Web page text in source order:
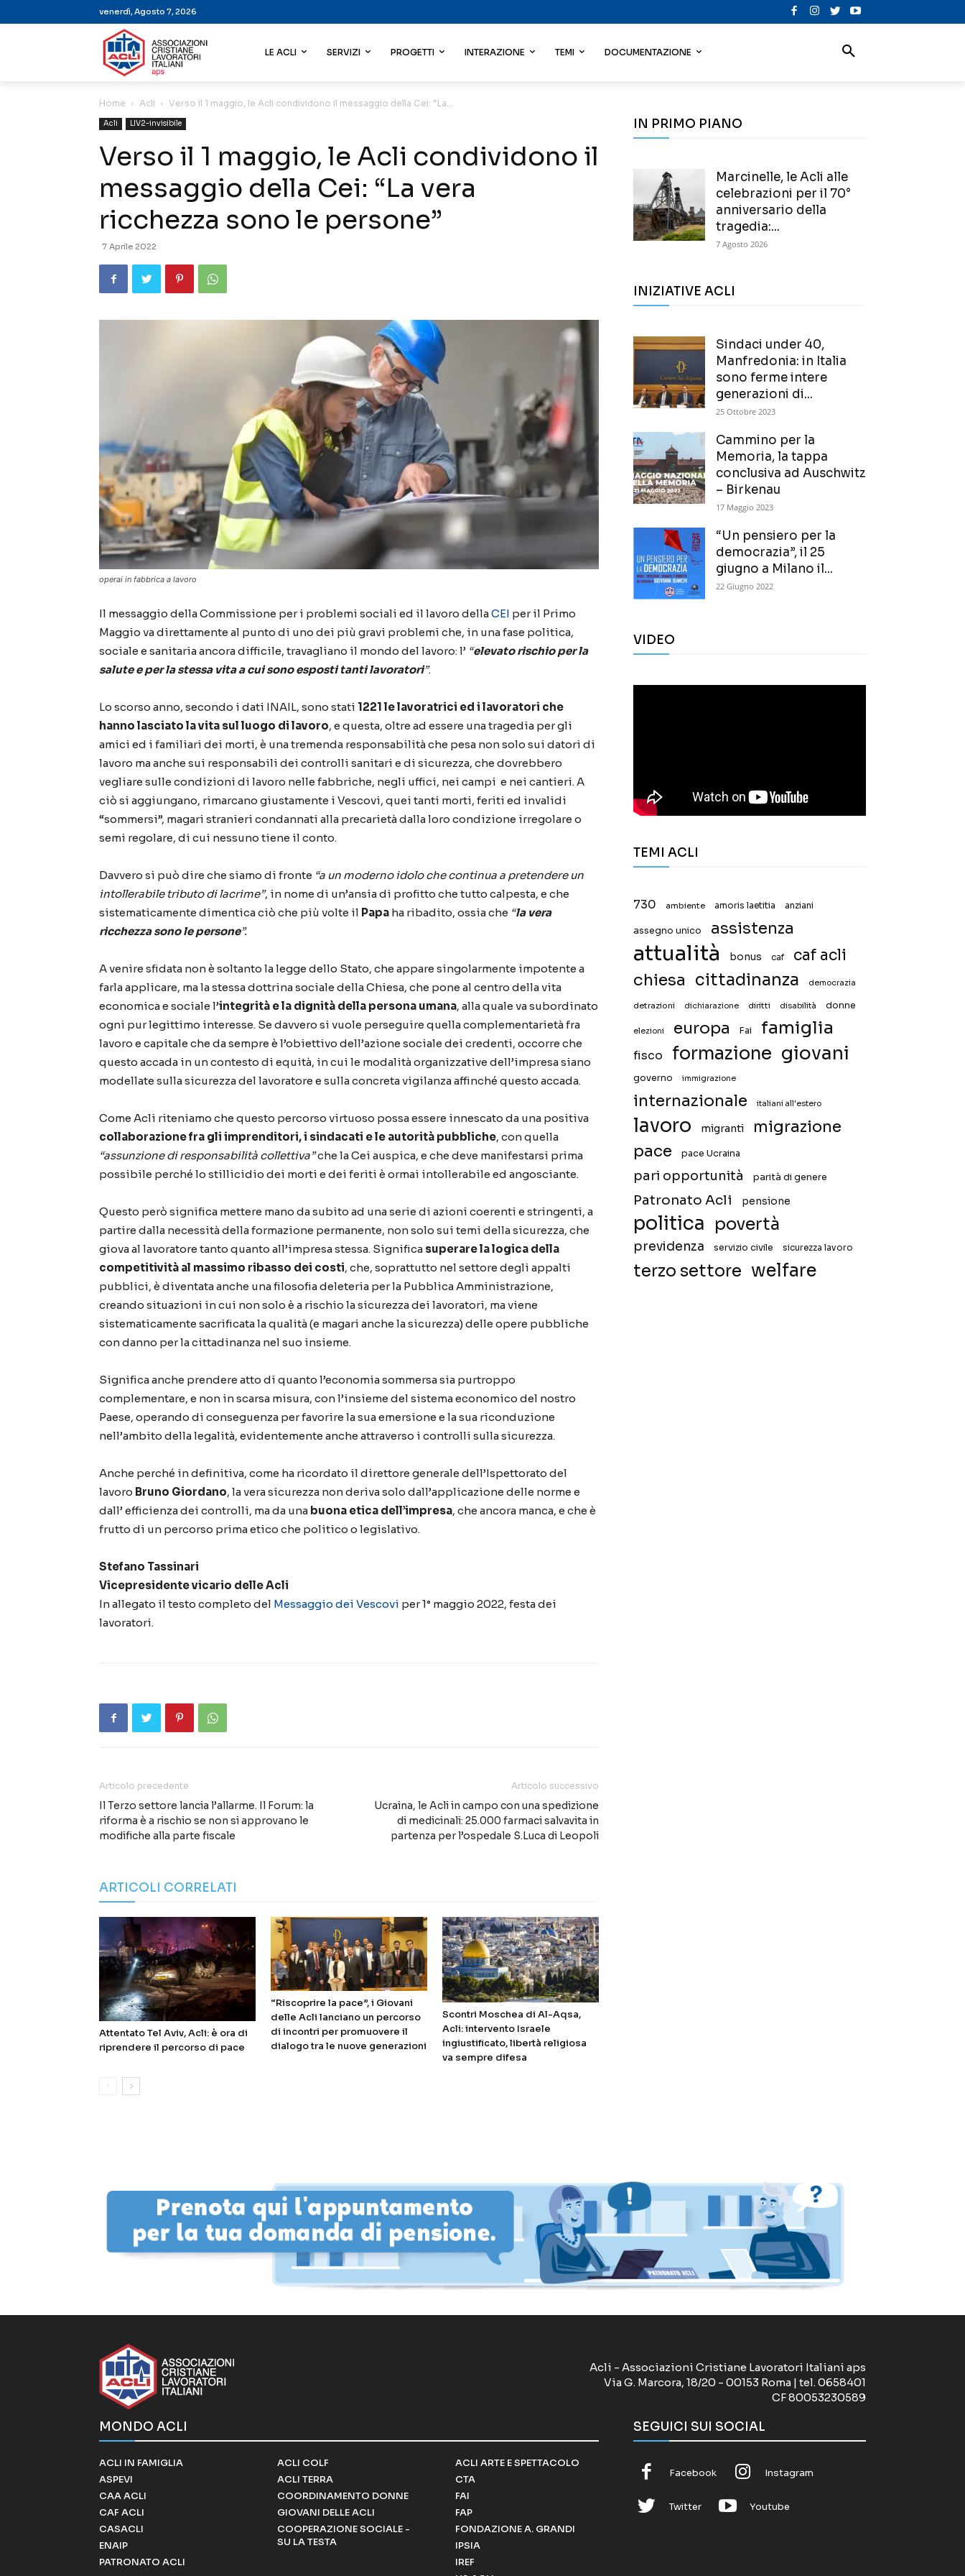
venerdì, Agosto 7, 2026
LE ACLI SERVIZI PROGETTI INTERAZIONE TEMI DOCUMENTAZIONE
Home Acli Verso il 1 maggio, le Acli condividono il messaggio della Cei: “La...
Acli LIV2-invisibile
Verso il 1 maggio, le Acli condividono il
messaggio della Cei: “La vera
ricchezza sono le persone”
7 Aprile 2022
operai in fabbrica a lavoro
Il messaggio della Commissione per i problemi sociali ed il lavoro dellaCEI per il Primo
Maggio va direttamente al punto di uno dei più gravi problemi che, in una fase politica,
sociale e sanitaria ancora difficile, travagliano il mondo del lavoro: l’ “elevato rischio per la
salute e per la stessa vita a cui sono esposti tanti lavoratori”.
Lo scorso anno, secondo i dati INAIL, sono stati 1221 le lavoratrici ed i lavoratori che
hanno lasciato la vita sul luogo di lavoro, e questa, oltre ad essere una tragedia per gli
amici ed i familiari dei morti, è una tremenda responsabilità che pesa non solo sui datori di
lavoro ma anche sui responsabili dei controlli sanitari e di sicurezza, che dovrebbero
vegliare sulle condizioni di lavoro nelle fabbriche, negli uffici, nei campi e nei cantieri. A
ciò si aggiungano, rimarcano giustamente i Vescovi, quei tanti morti, feriti ed invalidi
“sommersi”, magari stranieri condannati alla precarietà dalla loro condizione irregolare o
semi regolare, di cui nessuno tiene il conto.
Davvero si può dire che siamo di fronte “a un moderno idolo che continua a pretendere un
intollerabile tributo di lacrime”, in nome di un’ansia di profitto che tutto calpesta, e che
sistematicamente dimentica ciò che più volte il Papa ha ribadito, ossia che “la vera
ricchezza sono le persone”.
A venire sfidata non è soltanto la legge dello Stato, che appare singolarmente impotente a
farla applicare, ma la stessa dottrina sociale della Chiesa, che pone al centro della vita
economica e sociale l’integrità e la dignità della persona umana, alla quale va subordinato
ogni pur legittimo interesse. Se davvero si vuole perseguire quella complementarietà fra
lavoro e capitale che da sempre è l’obiettivo dell’azione sociale dei credenti, occorre che
questo accada in un contesto di equità, in cui le modalità organizzative dell’impresa siano
modellate sulla sicurezza del lavoratore e sulla concreta vigilanza affinché questo accada.
Come Acli riteniamo che questo percorso virtuoso possa essere innescato da una positiva
collaborazione fra gli imprenditori, i sindacati e le autorità pubbliche, con quella
“assunzione di responsabilità collettiva”che la Cei auspica, e che deve manifestarsi prima
possibile perché lo stillicidio dei morti e dei feriti è ormai intollerabile ed angosciante.
Questo però significa mettere mano da subito ad una serie di azioni coerenti e stringenti, a
partire dalla necessità della formazione permanente, non solo sui temi della sicurezza, che
giova al lavoratore tanto quanto all’impresa stessa. Significa superare la logica della
competitività al massimo ribasso dei costi, che, soprattutto nel settore degli appalti
pubblici, è diventata anche una filosofia deleteria per la Pubblica Amministrazione,
creando situazioni in cui non solo è a rischio la sicurezza dei lavoratori, ma viene
sistematicamente sacrificata la qualità (e magari anche la sicurezza) delle opere pubbliche
con danno per la cittadinanza nel suo insieme.
Significa anche prendere atto di quanto l’economia sommersa sia purtroppo
complementare, e non in scarsa misura, con l’insieme del sistema economico del nostro
Paese, operando di conseguenza per favorire la sua emersione e la sua riconduzione
nell’ambito della legalità, evidentemente anche attraverso i controlli sulla sicurezza.
Anche perché in definitiva, come ha ricordato il direttore generale dell’Ispettorato del
lavoro Bruno Giordano, la vera sicurezza non deriva solo dall’applicazione delle norme e
dall’ efficienza dei controlli, ma da una buona etica dell’impresa, che ancora manca, e che è
frutto di un percorso prima etico che politico o legislativo.
Stefano Tassinari
Vicepresidente vicario delle Acli
In allegato il testo completo del Messaggio dei Vescovi per 1° maggio 2022, festa dei
lavoratori.
Articolo precedente
Il Terzo settore lancia l’allarme. Il Forum: la
riforma è a rischio se non si approvano le
modifiche alla parte fiscale
Articolo successivo
Ucraina, le Acli in campo con una spedizione
di medicinali: 25.000 farmaci salvavita in
partenza per l’ospedale S.Luca di Leopoli
ARTICOLI CORRELATI
Attentato Tel Aviv, Acli: è ora di
riprendere il percorso di pace
“Riscoprire la pace”, i Giovani
delle Acli lanciano un percorso
di incontri per promuovere il
dialogo tra le nuove generazioni
Scontri Moschea di Al-Aqsa,
Acli: intervento Israele
ingiustificato, libertà religiosa
va sempre difesa
IN PRIMO PIANO
Marcinelle, le Acli alle
celebrazioni per il 70°
anniversario della
tragedia:...
7 Agosto 2026
INIZIATIVE ACLI
Sindaci under 40,
Manfredonia: in Italia
sono ferme intere
generazioni di...
25 Ottobre 2023
Cammino per la
Memoria, la tappa
conclusiva ad Auschwitz
– Birkenau
17 Maggio 2023
“Un pensiero per la
democrazia”, il 25
giugno a Milano il...
22 Giugno 2022
VIDEO
TEMI ACLI
730 ambiente amoris laetitia anziani
assegno unico assistenza
attualità bonus caf caf acli
chiesa cittadinanza democrazia
detrazioni dichiarazione diritti disabilità donne
elezioni europa Fai famiglia
fisco formazione giovani
governo immigrazione
internazionale italiani all'estero
lavoro migranti
migrazione
pace
pace Ucraina
pari opportunità parità di genere
Patronato Acli pensione
politica povertà
previdenza servizio civile sicurezza lavoro
terzo settore welfare
Acli - Associazioni Cristiane Lavoratori Italiani aps
Via G. Marcora, 18/20 - 00153 Roma | tel. 0658401
CF 80053230589
MONDO ACLI
ACLI IN FAMIGLIA
ASPEVI
CAA ACLI
CAF ACLI
CASACLI
ENAIP
PATRONATO ACLI
ACLI COLF
ACLI TERRA
COORDINAMENTO DONNE
GIOVANI DELLE ACLI
COOPERAZIONE SOCIALE -
SU LA TESTA
ACLI ARTE E SPETTACOLO
CTA
FAI
FAP
FONDAZIONE A. GRANDI
IPSIA
IREF
SEGUICI SUI SOCIAL
Facebook Instagram
Twitter Youtube